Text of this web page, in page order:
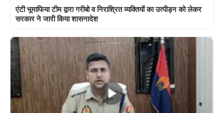
एंटी भूमाफिया टीम द्वारा गरीबो व निराश्रित व्यक्तियों का उत्पीड़न को लेकर
सरकार ने जारी किया शासनादेश